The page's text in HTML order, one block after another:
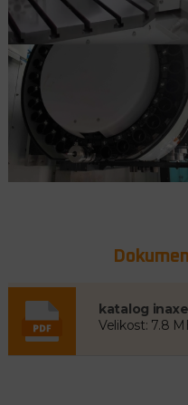
katalog
Velikost: 7.8